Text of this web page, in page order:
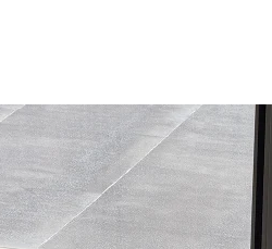
linije obavijaju drveni naslon,